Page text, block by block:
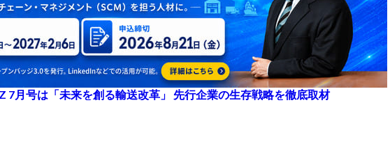
7月号は「未来を創る輸送改革」 先行企業の生存戦略を徹底取材